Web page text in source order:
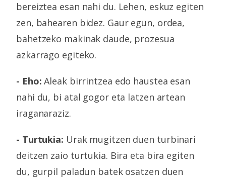
bereiztea esan nahi du. Lehen, eskuz egiten
zen, bahearen bidez. Gaur egun, ordea,
bahetzeko makinak daude, prozesua
azkarrago egiteko.
- Eho: Aleak birrintzea edo haustea esan
nahi du, bi atal gogor eta latzen artean
iraganaraziz.
- Turtukia: Urak mugitzen duen turbinari
deitzen zaio turtukia. Bira eta bira egiten
du, gurpil paladun batek osatzen duen